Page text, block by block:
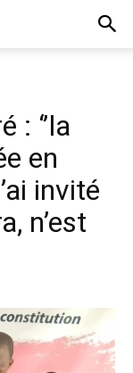
: ‘’la
en
invité
n’est